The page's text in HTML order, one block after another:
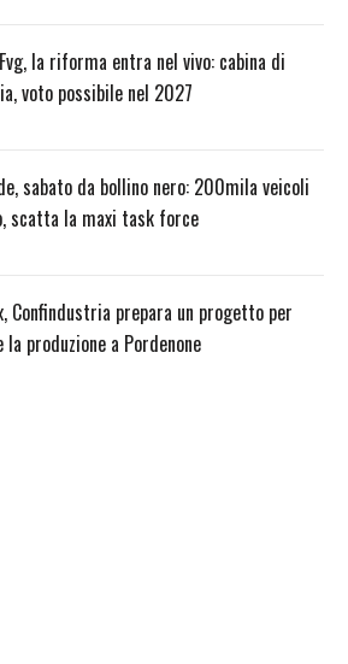
la riforma entra nel vivo: cabina di
voto possibile nel 2027
sabato da bollino nero: 200mila veicoli
scatta la maxi task force
Confindustria prepara un progetto per
produzione a Pordenone